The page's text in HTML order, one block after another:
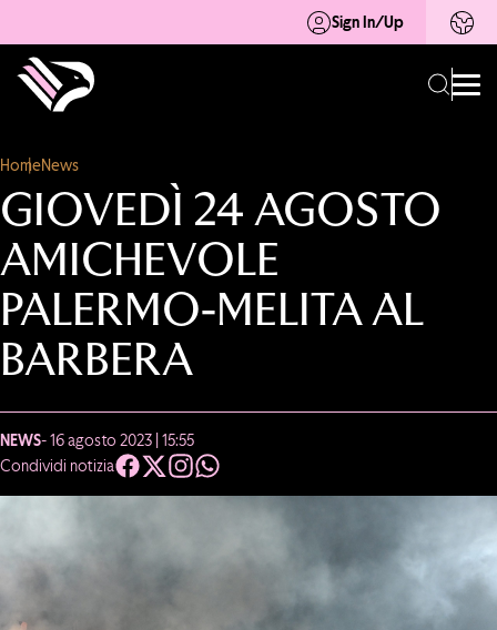
Sign In/Up
HomeNews
GIOVEDÌ 24 AGOSTO
AMICHEVOLE
PALERMO-MELITA AL
BARBERA
NEWS- 16 agosto 2023 | 15:55
Condividi notizia